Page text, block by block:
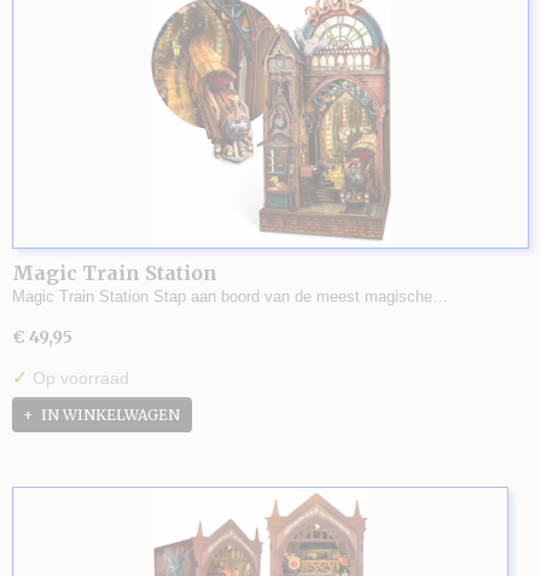
Magic Train Station
Magic Train Station Stap aan boord van de meest magische…
€ 49,95
✓ Op voorraad
IN WINKELWAGEN